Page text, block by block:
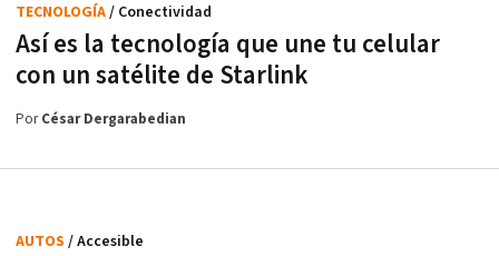
Así es la tecnología que une tu celular
con un satélite de Starlink
TECNOLOGÍA/ Conectividad
PorCésar Dergarabedian
AUTOS / Accesible